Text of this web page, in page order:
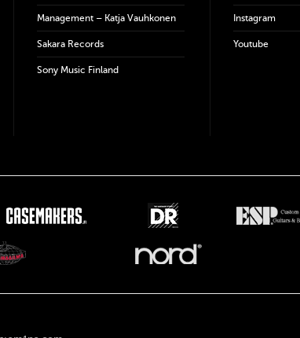
Management – Katja Vauhkonen
Sakara Records
Sony Music Finland
Instagram
Youtube